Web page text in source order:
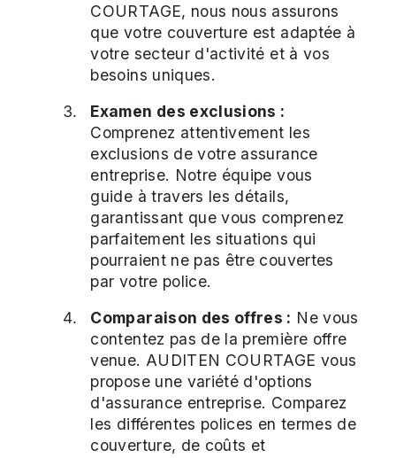
COURTAGE, nous nous assurons
que votre couverture est adaptée à
votre secteur d'activité et à vos
besoins uniques.
Examen des exclusions :
Comprenez attentivement les
exclusions de votre assurance
entreprise. Notre équipe vous
guide à travers les détails,
garantissant que vous comprenez
parfaitement les situations qui
pourraient ne pas être couvertes
par votre police.
Comparaison des offres : Ne vous
contentez pas de la première offre
venue. AUDITEN COURTAGE vous
propose une variété d'options
d'assurance entreprise. Comparez
les différentes polices en termes de
couverture, de coûts et